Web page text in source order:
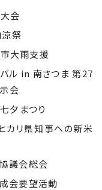
会
祭
大雨支援
ル in 南さつま 第27
会
夕まつり
リ県知事への新米
議会総会
会要望活動